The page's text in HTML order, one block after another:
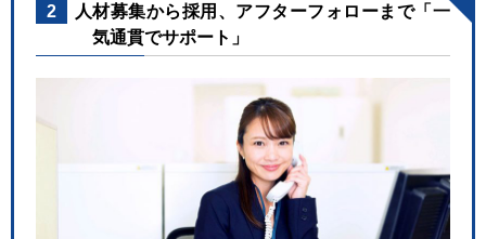
2
人材募集から採用、アフターフォローまで「一
気通貫でサポート」